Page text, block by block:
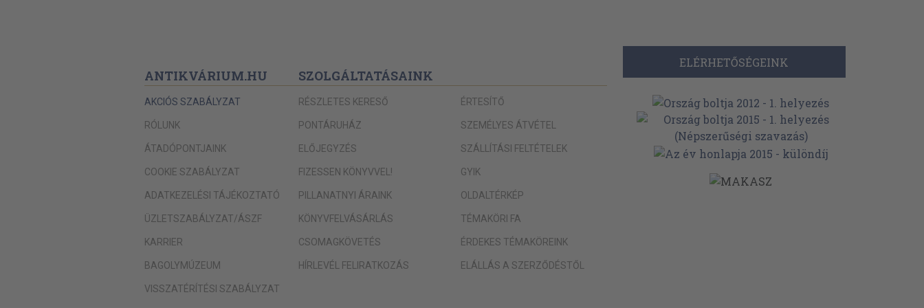
ANTIKVÁRIUM.HU
AKCIÓS SZABÁLYZAT
RÓLUNK
ÁTADÓPONTJAINK
COOKIE SZABÁLYZAT
ADATKEZELÉSI TÁJÉKOZTATÓ
ÜZLETSZABÁLYZAT/ÁSZF
KARRIER
BAGOLYMÚZEUM
VISSZATÉRÍTÉSI SZABÁLYZAT
SZOLGÁLTATÁSAINK
RÉSZLETES KERESŐ
PONTÁRUHÁZ
ELŐJEGYZÉS
FIZESSEN KÖNYVVEL!
PILLANATNYI ÁRAINK
KÖNYVFELVÁSÁRLÁS
CSOMAGKÖVETÉS
HÍRLEVÉL FELIRATKOZÁS
ÉRTESÍTŐ
SZEMÉLYES ÁTVÉTEL
SZÁLLÍTÁSI FELTÉTELEK
GYIK
OLDALTÉRKÉP
TÉMAKÖRI FA
ÉRDEKES TÉMAKÖREINK
ELÁLLÁS A SZERZŐDÉSTŐL
ELÉRHETŐSÉGEINK